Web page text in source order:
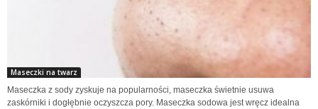
Maseczki na twarz
Maseczka z sody zyskuje na popularności, maseczka świetnie usuwa
zaskórniki i dogłębnie oczyszcza pory. Maseczka sodowa jest wręcz idealna